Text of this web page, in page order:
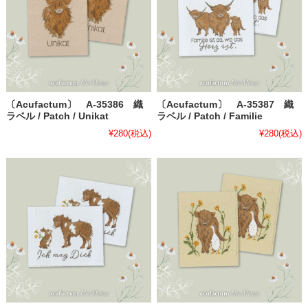
〔Acufactum〕 A-35386 織
ラベル / Patch / Unikat
¥280(税込)
〔Acufactum〕 A-35387 織
ラベル / Patch / Familie
¥280(税込)